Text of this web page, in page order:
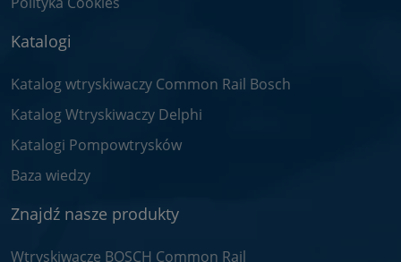
Katalogi
Katalog wtryskiwaczy Common Rail Bosch
Katalog Wtryskiwaczy Delphi
Katalogi Pompowtrysków
Baza wiedzy
Znajdź nasze produkty
Wtryskiwacze BOSCH Common Rail